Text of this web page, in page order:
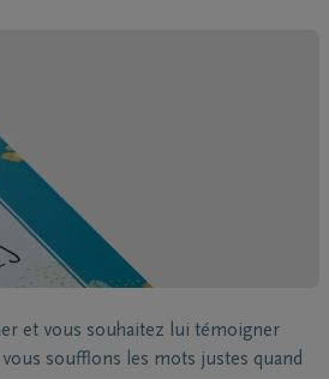
et vous souhaitez lui témoigner
soufflons les mots justes quand